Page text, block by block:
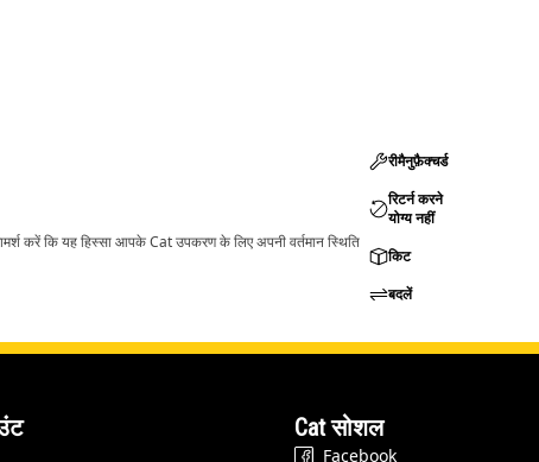
करें कि यह हिस्सा आपके Cat उपकरण के लिए अपनी वर्तमान स्थिति
रीमैनुफ़ैक्चर्ड
रिटर्न करने
योग्य नहीं
किट
बदलें
Cat सोशल
Facebook